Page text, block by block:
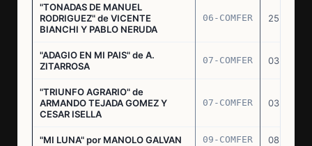
"TONADAS DE MANUEL
RODRIGUEZ" de VICENTE
BIANCHI Y PABLO NERUDA
06-COMFER 25.02.77
"ADAGIO EN MI PAIS" de A.
ZITARROSA
07-COMFER 03.03.77
"TRIUNFO AGRARIO" de
ARMANDO TEJADA GOMEZ Y
CESAR ISELLA
07-COMFER 03.03.77
"MI LUNA" por MANOLO GALVAN 09-COMFER 08.03.77